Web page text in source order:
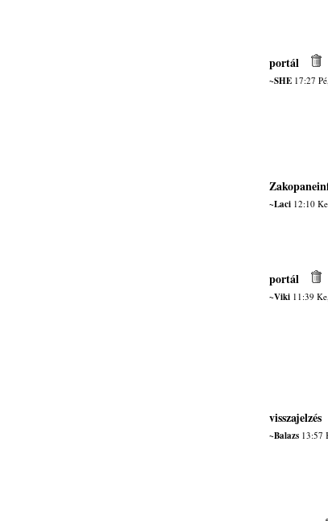
portál
~SHE17:27
~Laci12:10
portál
~Viki11:39
visszajelzés
~Balazs13:57